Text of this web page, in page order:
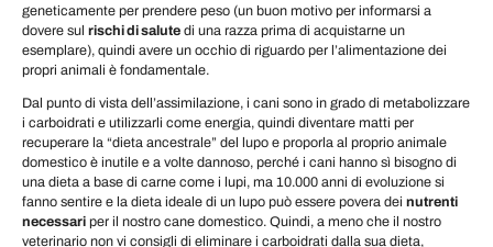
geneticamente per prendere peso (un buon motivo per informarsi a
dovere sul rischi di salute di una razza prima di acquistarne un
esemplare), quindi avere un occhio di riguardo per l’alimentazione dei
propri animali è fondamentale.
Dal punto di vista dell’assimilazione, i cani sono in grado di metabolizzare
i carboidrati e utilizzarli come energia, quindi diventare matti per
recuperare la “dieta ancestrale” del lupo e proporla al proprio animale
domestico è inutile e a volte dannoso, perché i cani hanno sì bisogno di
una dieta a base di carne come i lupi, ma 10.000 anni di evoluzione si
fanno sentire e la dieta ideale di un lupo può essere povera dei nutrenti
necessari per il nostro cane domestico. Quindi, a meno che il nostro
veterinario non vi consigli di eliminare i carboidrati dalla sua dieta,